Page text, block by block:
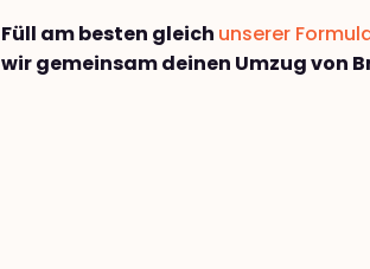
Füll am besten gleich unserer
wir gemeinsam deinen Umzug von